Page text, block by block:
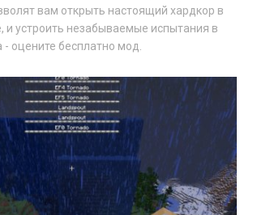
вам открыть настоящий хардкор в
и устроить незабываемые испытания в
оцените бесплатно мод.